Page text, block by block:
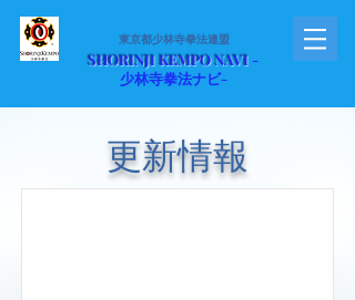
東京都少林寺拳法連盟
​SHORINJIKEMPONAVI-
少林寺拳法ナビ-
更新情報